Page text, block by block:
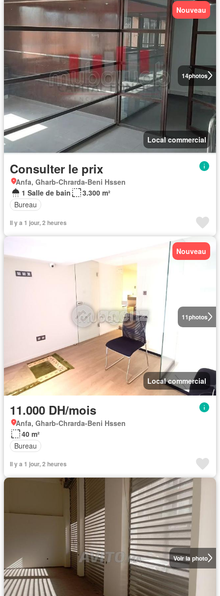
14photos
Nouveau
Local commercial
Consulter le prix
Anfa, Gharb-Chrarda-Beni Hssen
1 Salle de bain
3.300 m²
Bureau
Il y a 1 jour, 2 heures
11photos
Nouveau
Local commercial
11.000 DH/mois
Anfa, Gharb-Chrarda-Beni Hssen
40 m²
Bureau
Il y a 1 jour, 2 heures
Voir la photo